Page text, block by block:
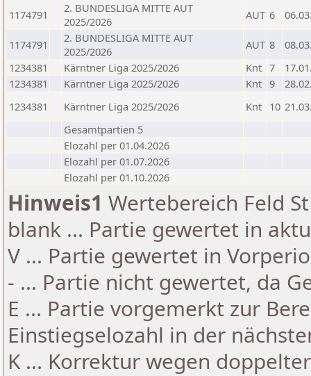
1174791
2. BUNDESLIGA MITTE AUT
2025/2026
AUT 6
1174791
2. BUNDESLIGA MITTE AUT
2025/2026
AUT 8
1234381
Kärntner Liga 2025/2026 Knt 7
1234381
Kärntner Liga 2025/2026 Knt 9
1234381
Kärntner Liga 2025/2026 Knt 10
Gesamtpartien 5
Elozahl per 01.04.2026
Elozahl per 01.07.2026
Elozahl per 01.10.2026
Hinweis1 Wertebereich Feld
blank ... Partie gewertet in
V ... Partie gewertet in
- ... Partie nicht gewertet, da
E ... Partie vorgemerkt zur
Einstiegselozahl in der
K ... Korrektur wegen